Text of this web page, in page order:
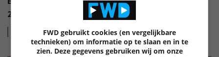
2022?
meerFWD gebruikt cookies (en vergelijkbare
technieken) om informatie op te slaan en in te
zien. Deze gegevens gebruiken wij om onze